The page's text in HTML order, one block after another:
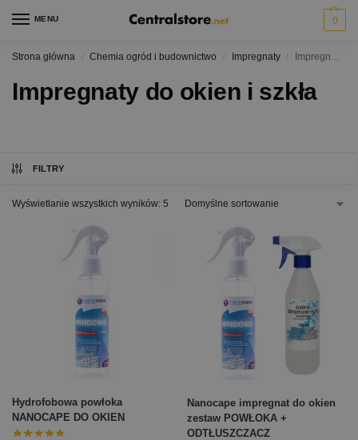
MENU 0
Strona główna / Chemia ogród i budownictwo Impregnaty Impregnaty do okien i szkła
Impregnaty do okien i szkła
FILTRY
Wyświetlanie wszystkich wyników: 5
Hydrofobowa powłoka
NANOCAPE DO OKIEN
Nanocape impregnat do okien
zestaw POWŁOKA +
ODTŁUSZCZACZ